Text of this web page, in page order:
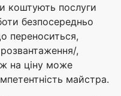
коштують послуги
безпосередньо
переноситься,
,
на ціну може
майстра.